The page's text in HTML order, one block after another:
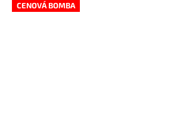
CENOVÁ BOMBA